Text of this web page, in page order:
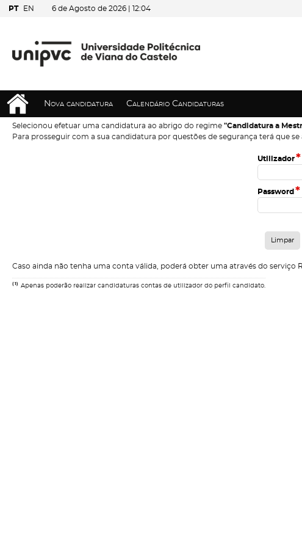
PT EN 6 de Agosto de 2026 | 12:04
Nova candidatura Calendário Candidaturas
Selecionou efetuar uma candidatura ao abrigo do regime "Candidatura a
Para prosseguir com a sua candidatura por questões de segurança terá que
Utilizador*
Password *
Caso ainda não tenha uma conta válida, poderá obter uma através do serviço
(1) Apenas poderão realizar candidaturas contas de utilizador do perfil candidato.